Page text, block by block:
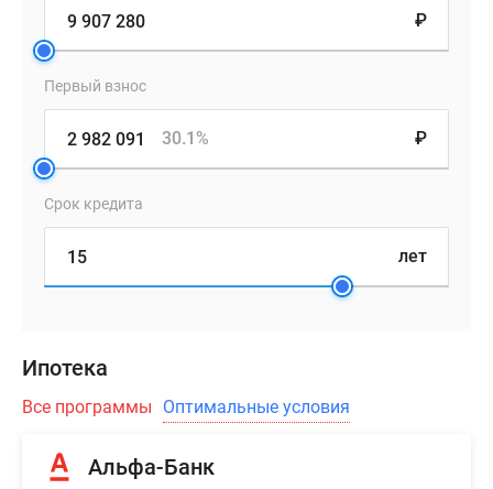
помещений
можно
по
предварительной
застройщиком.
Приобрести
помещение
рассрочку.
₽
Первый взнос
₽
30.1%
Срок кредита
лет
Ипотека
Все программы Оптимальные условия
Альфа-Банк